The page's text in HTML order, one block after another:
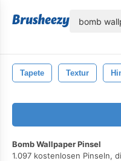
Tapete Textur
Bomb Wallpaper Pinsel
1.097 kostenlosen Pinseln,